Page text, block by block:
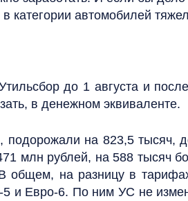
автомобилей
до 1 августа и
в денежном эквиваленте.
на 823,5 тысяч,
млн рублей, на 588 тысяч
на разницу в
5 и Евро-6. По ним УС не